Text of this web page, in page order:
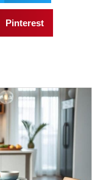
Pinterest